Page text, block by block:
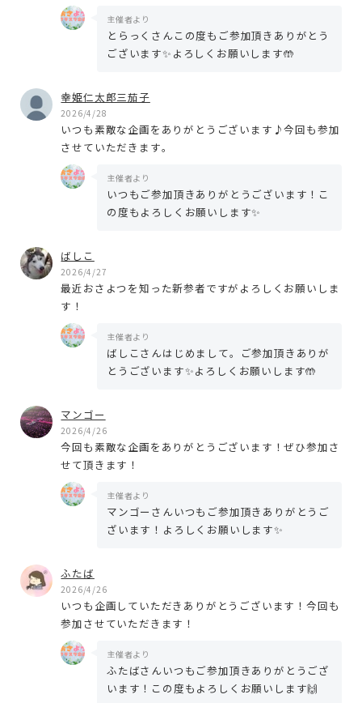
主催者より
とらっくさんこの度もご参加頂きありがとう
ございます✨よろしくお願いします🤲
幸姫仁太郎三茄子
2026/4/28
いつも素敵な企画をありがとうございます♪今回も参加
させていただきます。
主催者より
いつもご参加頂きありがとうございます！こ
の度もよろしくお願いします✨
ばしこ
2026/4/27
最近おさよつを知った新参者ですがよろしくお願いしま
す！
主催者より
ばしこさんはじめまして。ご参加頂きありが
とうございます✨よろしくお願いします🤲
マンゴー
2026/4/26
今回も素敵な企画をありがとうございます！ぜひ参加さ
せて頂きます！
主催者より
マンゴーさんいつもご参加頂きありがとうご
ざいます！よろしくお願いします✨
ふたば
2026/4/26
いつも企画していただきありがとうございます！今回も
参加させていただきます！
主催者より
ふたばさんいつもご参加頂きありがとうござ
います！この度もよろしくお願いします🙌